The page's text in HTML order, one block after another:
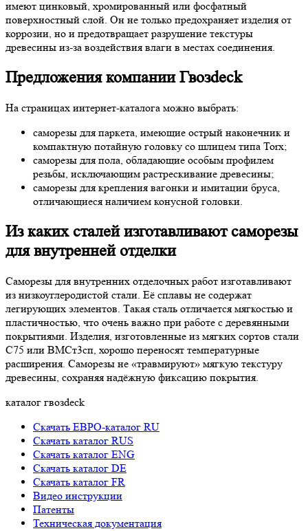
имеют цинковый, хромированный или фосфатный
поверхностный слой. Он не только предохраняет изделия от
коррозии, но и предотвращает разрушение текстуры
древесины из-за воздействия влаги в местах соединения.
Предложения компании Гвозdeck
На страницах интернет-каталога можно выбрать:
саморезы для паркета, имеющие острый наконечник и
компактную потайную головку со шлицем типа Torx;
саморезы для пола, обладающие особым профилем
резьбы, исключающим растрескивание древесины;
саморезы для крепления вагонки и имитации бруса,
отличающиеся наличием конусной головки.
Из каких сталей изготавливают саморезы
для внутренней отделки
Саморезы для внутренних отделочных работ изготавливают
из низкоуглеродистой стали. Её сплавы не содержат
легирующих элементов. Такая сталь отличается мягкостью и
пластичностью, что очень важно при работе с деревянными
покрытиями. Изделия, изготовленные из мягких сортов стали
С75 или ВМСт3сп, хорошо переносят температурные
расширения. Саморезы не «травмируют» мягкую текстуру
древесины, сохраняя надёжную фиксацию покрытия.
каталог гвозdeck
Скачать ЕВРО-каталог RU
Скачать каталог RUS
Cкачать каталог ENG
Cкачать каталог DE
Cкачать каталог FR
Видео инструкции
Патенты
Техническая документация